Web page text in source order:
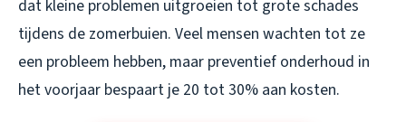
dat kleine problemen uitgroeien tot grote schades
tijdens de zomerbuien. Veel mensen wachten tot ze
een probleem hebben, maar preventief onderhoud in
het voorjaar bespaart je 20 tot 30% aan kosten.